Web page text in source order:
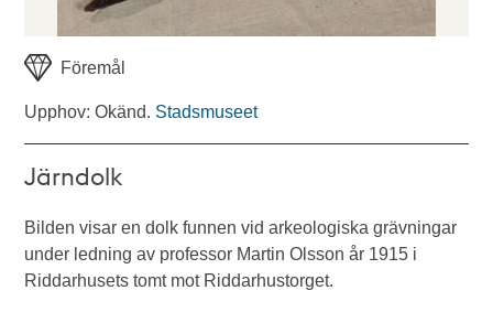
Föremål
Upphov: Okänd. Stadsmuseet
Järndolk
Bilden visar en dolk funnen vid arkeologiska grävningar
under ledning av professor Martin Olsson år 1915 i
Riddarhusets tomt mot Riddarhustorget.